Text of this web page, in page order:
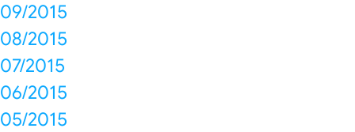
09/2015
08/2015
07/2015
06/2015
05/2015